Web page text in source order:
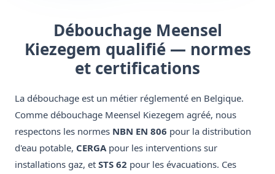
Débouchage Meensel
Kiezegem qualifié — normes
et certifications
La débouchage est un métier réglementé en Belgique.
Comme débouchage Meensel Kiezegem agréé, nous
respectons les normes NBN EN 806 pour la distribution
d'eau potable, CERGApour les interventions sur
installations gaz, et STS 62 pour les évacuations. Ces